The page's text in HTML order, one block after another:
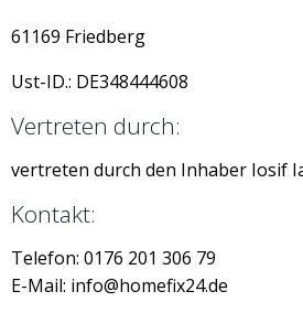
61169 Friedberg
Ust-ID.: DE348444608
Vertreten durch:
vertreten durch den Inhaber Iosif
Kontakt:
Telefon: 0176 201 306 79
E-Mail: info@homefix24.de